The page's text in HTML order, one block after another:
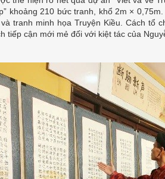
khoảng 210 bức tranh, khổ 2m ×
tranh minh họa Truyện Kiều. Cách tổ
tiếp cận mới mẻ đối với kiệt tác của